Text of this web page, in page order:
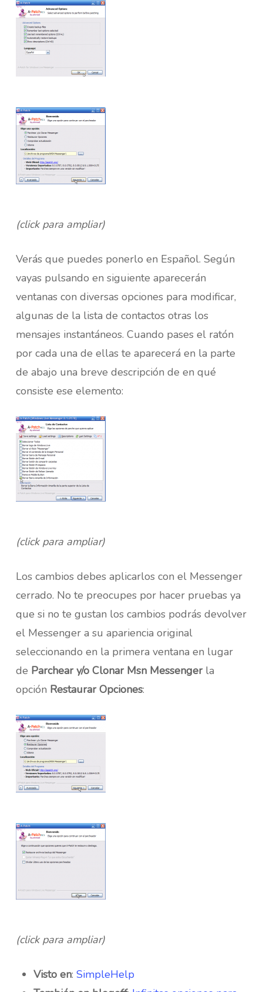
(click para ampliar)
Verás que puedes ponerlo en Español. Según
vayas pulsando en siguiente aparecerán
ventanas con diversas opciones para modificar,
algunas de la lista de contactos otras los
mensajes instantáneos. Cuando pases el ratón
por cada una de ellas te aparecerá en la parte
de abajo una breve descripción de en qué
consiste ese elemento:
(click para ampliar)
Los cambios debes aplicarlos con el Messenger
cerrado. No te preocupes por hacer pruebas ya
que si no te gustan los cambios podrás devolver
el Messenger a su apariencia original
seleccionando en la primera ventana en lugar
de Parchear y/o Clonar Msn Messengerla
opción Restaurar Opciones:
(click para ampliar)
Visto en: SimpleHelp